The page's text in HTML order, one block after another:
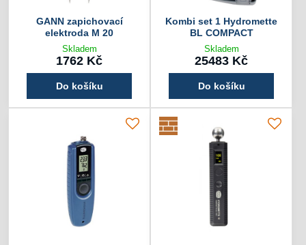
GANN zapichovací
elektroda M 20
Skladem
1762 Kč
Do košíku
Kombi set 1 Hydromette
BL COMPACT
Skladem
25483 Kč
Do košíku